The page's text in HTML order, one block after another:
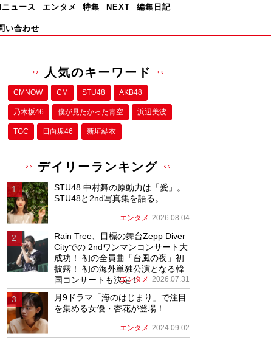
ュース エンタメ 特集 NEXT 編集日記
い合わせ
人気のキーワード
CMNOW CM STU48 AKB48
乃木坂46 僕が⾒たかった⻘空 浜辺美波
TGC 日向坂46 新垣結衣
デイリーランキング
STU48 中村舞の原動力は「愛」。
STU48と2nd写真集を語る。
エンタメ 2026.08.04
Rain Tree、目標の舞台Zepp Diver
Cityでの 2ndワンマンコンサート大
成功！ 初の全員曲「台風の夜」初
披露！ 初の海外単独公演となる韓
国コンサートも決定！
エンタメ 2026.07.31
月9ドラマ「海のはじまり」で注目
を集める女優・杏花が登場！
エンタメ 2024.09.02